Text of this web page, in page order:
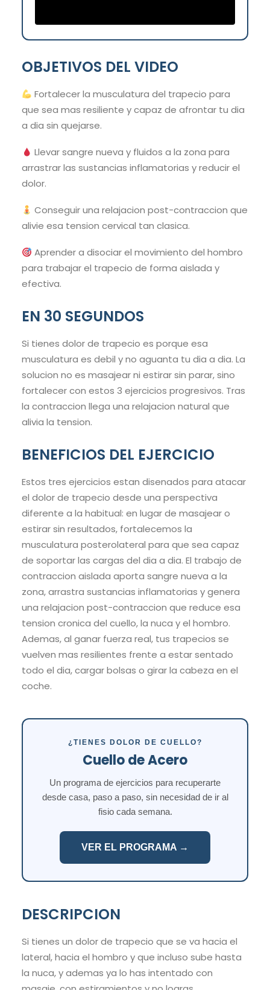
OBJETIVOS DEL VIDEO
Fortalecer la musculatura del trapecio para
que sea mas resiliente y capaz de afrontar tu dia
a dia sin quejarse.
Llevar sangre nueva y fluidos a la zona para
arrastrar las sustancias inflamatorias y reducir el
dolor.
Conseguir una relajacion post-contraccion que
alivie esa tension cervical tan clasica.
Aprender a disociar el movimiento del hombro
para trabajar el trapecio de forma aislada y
efectiva.
EN 30 SEGUNDOS
Si tienes dolor de trapecio es porque esa
musculatura es debil y no aguanta tu dia a dia. La
solucion no es masajear ni estirar sin parar, sino
fortalecer con estos 3 ejercicios progresivos. Tras
la contraccion llega una relajacion natural que
alivia la tension.
BENEFICIOS DEL EJERCICIO
Estos tres ejercicios estan disenados para atacar
el dolor de trapecio desde una perspectiva
diferente a la habitual: en lugar de masajear o
estirar sin resultados, fortalecemos la
musculatura posterolateral para que sea capaz
de soportar las cargas del dia a dia. El trabajo de
contraccion aislada aporta sangre nueva a la
zona, arrastra sustancias inflamatorias y genera
una relajacion post-contraccion que reduce esa
tension cronica del cuello, la nuca y el hombro.
Ademas, al ganar fuerza real, tus trapecios se
vuelven mas resilientes frente a estar sentado
todo el dia, cargar bolsas o girar la cabeza en el
coche.
¿TIENES DOLOR DE CUELLO?
Cuello de Acero
Un programa de ejercicios para recuperarte
desde casa, paso a paso, sin necesidad de ir al
fisio cada semana.
VER EL PROGRAMA →
DESCRIPCION
Si tienes un dolor de trapecio que se va hacia el
lateral, hacia el hombro y que incluso sube hasta
la nuca, y ademas ya lo has intentado con